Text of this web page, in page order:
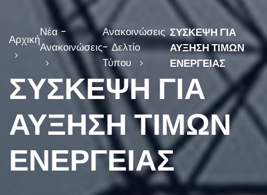
Αρχική
Νέα -
Ανακοινώσεις
Ανακοινώσεις
- Δελτίο
Τύπου
ΣΥΣΚΕΨΗ ΓΙΑ
ΑΥΞΗΣΗ ΤΙΜΩΝ
ΕΝΕΡΓΕΙΑΣ
ΣΥΣΚΕΨΗ ΓΙΑ
ΑΥΞΗΣΗ ΤΙΜΩΝ
ΕΝΕΡΓΕΙΑΣ